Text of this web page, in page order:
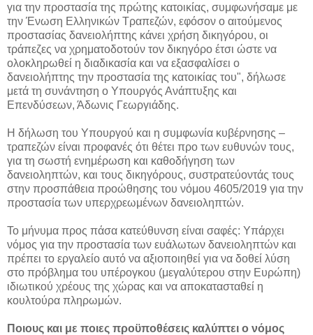
για την προστασία της πρώτης κατοικίας, συμφωνήσαμε με
την Ένωση Ελληνικών Τραπεζών, εφόσον ο αιτούμενος
προστασίας δανειολήπτης κάνει χρήση δικηγόρου, οι
τράπεζες να χρηματοδοτούν τον δικηγόρο έτσι ώστε να
ολοκληρωθεί η διαδικασία και να εξασφαλίσει ο
δανειολήπτης την προστασία της κατοικίας του", δήλωσε
μετά τη συνάντηση ο Υπουργός Ανάπτυξης και
Επενδύσεων, Άδωνις Γεωργιάδης.
Η δήλωση του Υπουργού και η συμφωνία κυβέρνησης –
τραπεζών είναι προφανές ότι θέτει προ των ευθυνών τους,
για τη σωστή ενημέρωση και καθοδήγηση των
δανειοληπτών, και τους δικηγόρους, συστρατεύοντάς τους
στην προσπάθεια προώθησης του νόμου 4605/2019 για την
προστασία των υπερχρεωμένων δανειοληπτών.
Το μήνυμα προς πάσα κατεύθυνση είναι σαφές: Υπάρχει
νόμος για την προστασία των ευάλωτων δανειοληπτών και
πρέπει το εργαλείο αυτό να αξιοποιηθεί για να δοθεί λύση
στο πρόβλημα του υπέρογκου (μεγαλύτερου στην Ευρώπη)
ιδιωτικού χρέους της χώρας και να αποκατασταθεί η
κουλτούρα πληρωμών.
Ποιους και με ποιες προϋποθέσεις καλύπτει ο νόμος